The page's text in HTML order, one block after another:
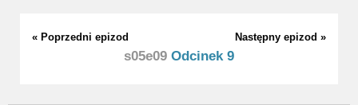
« Poprzedni epizod Następny epizod »
s05e09 Odcinek 9